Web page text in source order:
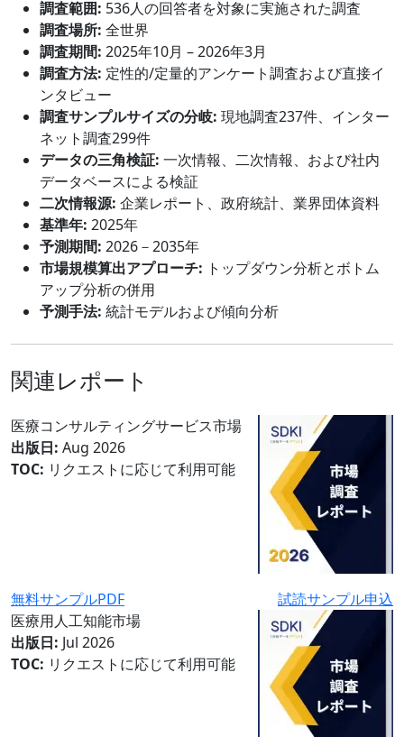
調査範囲: 536人の回答者を対象に実施された調査
調査場所: 全世界
調査期間: 2025年10月 – 2026年3月
調査方法: 定性的/定量的アンケート調査および直接イ
ンタビュー
調査サンプルサイズの分岐: 現地調査237件、インター
ネット調査299件
データの三角検証: 一次情報、二次情報、および社内
データベースによる検証
二次情報源: 企業レポート、政府統計、業界団体資料
基準年: 2025年
予測期間: 2026－2035年
市場規模算出アプローチ: トップダウン分析とボトム
アップ分析の併用
予測手法: 統計モデルおよび傾向分析
関連レポート
医療コンサルティングサービス市場
出版日: Aug 2026
TOC: リクエストに応じて利用可能
無料サンプルPDF
試読サンプル申込
医療用人工知能市場
出版日: Jul 2026
TOC: リクエストに応じて利用可能